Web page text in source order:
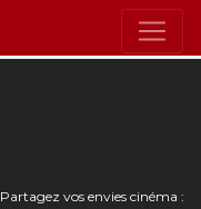
Partagez vos envies cinéma :